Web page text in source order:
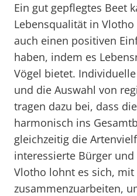
Ein gut gepflegtes Beet
Lebensqualität in
auch einen positiven
haben, indem es
Vögel bietet.
und die Auswahl von
tragen dazu bei, dass
harmonisch ins
gleichzeitig die
interessierte Bürger
Vlotho lohnt es sich, mit
zusammenzuarbeiten,